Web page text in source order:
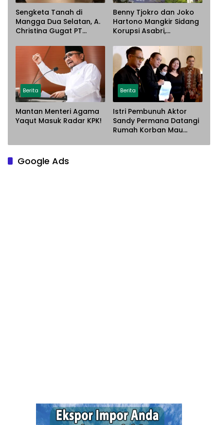
Sengketa Tanah di
Mangga Dua Selatan, A.
Christina Gugat PT
Dugaan Penyerobotan
Lahan
Benny Tjokro dan Joko
Hartono Mangkir Sidang
Korupsi Asabri,
Paksa
Berita
Mantan Menteri Agama
Yaqut Masuk Radar KPK!
Berita
Istri Pembunuh Aktor
Sandy Permana Datangi
Rumah Korban Mau
Google Ads